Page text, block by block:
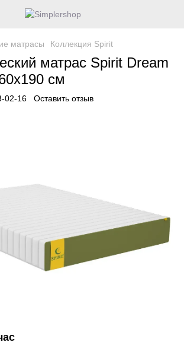
матрасы Коллекция Spirit
матрас Spirit Dream
см
02-16 Оставить отзыв